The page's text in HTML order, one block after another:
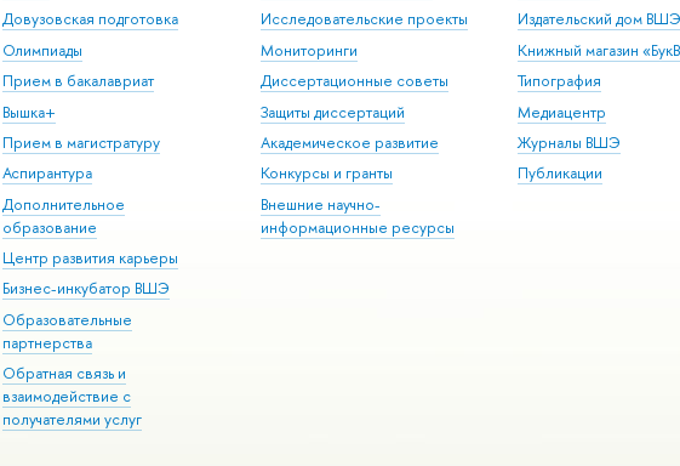
Довузовская подготовка
Олимпиады
Прием в бакалавриат
Вышка+
Прием в магистратуру
Аспирантура
Дополнительное
образование
Центр развития карьеры
Бизнес-инкубатор ВШЭ
Образовательные
партнерства
Обратная связь и
взаимодействие с
получателями услуг
Исследовательские проекты
Мониторинги
Диссертационные советы
Защиты диссертаций
Академическое развитие
Конкурсы и гранты
Внешние научно-
информационные ресурсы
Издательский дом ВШЭ
Книжный магазин
Типография
Медиацентр
Журналы ВШЭ
Публикации